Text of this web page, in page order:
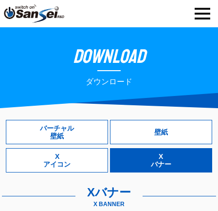
DOWNLOAD
ダウンロード
バーチャル
壁紙
壁紙
X
アイコン
X
バナー
Xバナー
X BANNER